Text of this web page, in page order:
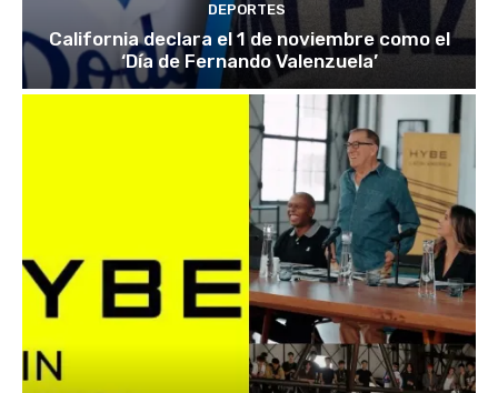
DEPORTES
California declara el 1 de noviembre como el
‘Día de Fernando Valenzuela’